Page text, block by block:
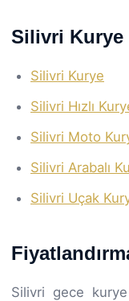
Silivri Kurye
Silivri Kurye
Silivri Hızlı
Silivri Moto
Silivri Arabalı
Silivri Uçak
Silivri gece